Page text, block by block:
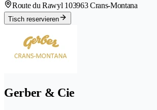
Route du Rawyl 103963 Crans-Montana
Tisch reservieren
Gerber & Cie